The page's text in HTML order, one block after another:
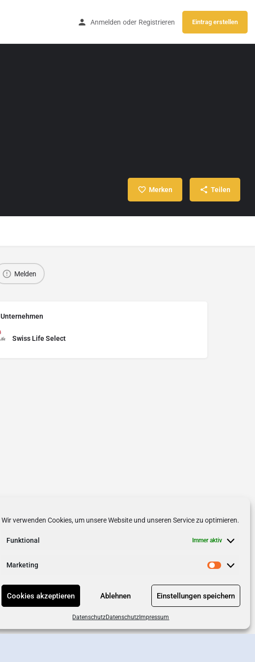
Wir verwenden Cookies, um unsere Website und unseren Service zu optimieren.
Funktional Immer aktiv
Marketing
Cookies akzeptieren Ablehnen Einstellungen speichern
DatenschutzDatenschutz Impressum
Anmelden oder Registrieren Eintrag erstellen
Merken Teilen
Melden
Unternehmen
Swiss Life Select